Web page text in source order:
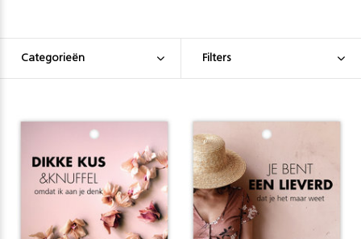
Categorieën Filters